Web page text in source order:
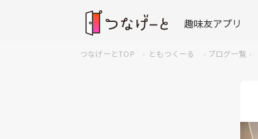
趣味友アプリ
つなげーとTOP ともつくーる ブログ一覧